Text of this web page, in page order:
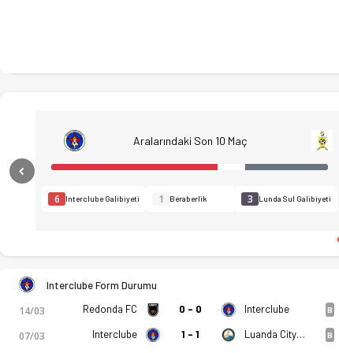
GD Interclube - CD Lunda Sul 1-1 bitti. Gol anları,
Aralarındaki Son 10 Maç
6 Interclube Galibiyeti 1 Beraberlik 3 Lunda Sul Galibiyeti
Previous
Interclube Form Durumu
14/03 Redonda FC 0 - 0 Interclube B
07/03 Interclube 1 - 1 Luanda City FC B